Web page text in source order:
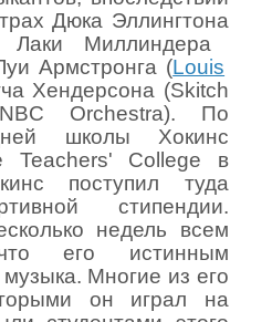
Дюка Эллингтона
Лаки
Миллиндера
Армстронга(Louis
Хендерсона(Skitch
Orchestra). По
школы Хокинс
Teachers' College в
поступил туда
стипендии.
недель всем
его истинным
Многие из его
он играл на